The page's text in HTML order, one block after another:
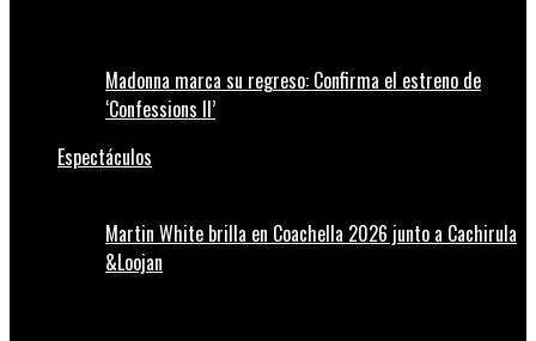
Madonna marca su regreso: Confirma el estreno de
‘Confessions II’
Espectáculos
Martin White brilla en Coachella 2026 junto a Cachirula
&Loojan